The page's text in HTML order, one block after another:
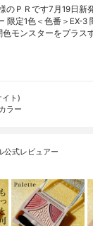
のＰＲです7月19日新
限定1色＜色番＞EX-3
色モンスターをプラス
イト)
ラー
公式レビュアー